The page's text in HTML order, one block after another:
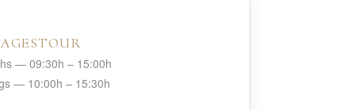
— 09:30h – 15:00h
— 10:00h – 15:30h